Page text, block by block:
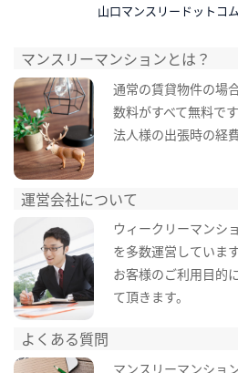
山口マンスリードットコ
マンスリーマンションとは？
通常の賃貸物件の場
数料がすべて無料です
法人様の出張時の経
運営会社について
ウィークリーマンシ
を多数運営しています
お客様のご利用目的
て頂きます。
よくある質問
マンスリーマンショ